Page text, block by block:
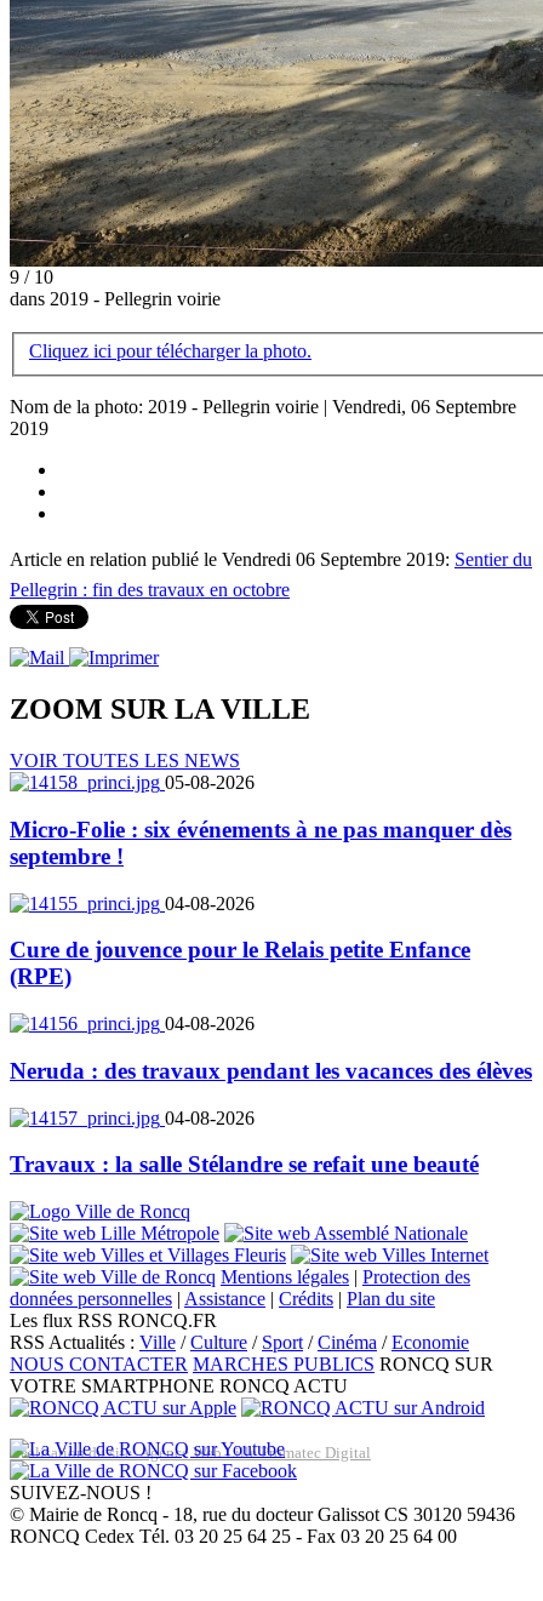
9 / 10
dans 2019 - Pellegrin voirie
Cliquez ici pour télécharger la photo.
Nom de la photo: 2019 - Pellegrin voirie | Vendredi, 06 Septembre
2019
Article en relation publié le Vendredi 06 Septembre 2019: Sentier du
Pellegrin : fin des travaux en octobre
ZOOM SUR LAVILLE
VOIR TOUTES LES NEWS
05-08-2026
Micro-Folie : six événements à ne pas manquer dès
septembre !
04-08-2026
Cure de jouvence pour le Relais petite Enfance
(RPE)
04-08-2026
Neruda : des travaux pendant les vacances des élèves
04-08-2026
Travaux : la salle Stélandre se refait une beauté
Mentions légales | Protection des
données personnelles | Assistance | Crédits | Plan du site
Les flux RSS RONCQ.FR
RSS Actualités : Ville /Culture / Sport /Cinéma /Economie
NOUS CONTACTER MARCHES PUBLICS RONCQ SUR
VOTRE SMARTPHONE RONCQ ACTU
Réalisation du site: Agence Web Lille Promatec Digital
SUIVEZ-NOUS !
© Mairie de Roncq - 18, rue du docteur Galissot CS 30120 59436
RONCQ Cedex Tél. 03 20 25 64 25 - Fax 03 20 25 64 00